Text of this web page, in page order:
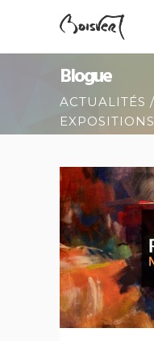
Blogue
ACTUALITÉS
EXPOSITIONS